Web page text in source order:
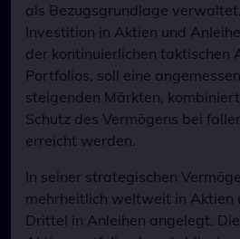
als Bezugsgrundlage
Investition in Aktien und
der kontinuierlichen taktischen
Portfolios, soll eine
steigenden Märkten,
Schutz des Vermögens bei
erreicht werden.
In seiner strategischen
mehrheitlich weltweit in Aktien
Drittel in Anleihen angelegt.